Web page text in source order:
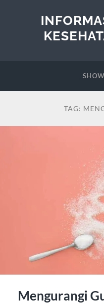
TAG:
Mengurangi